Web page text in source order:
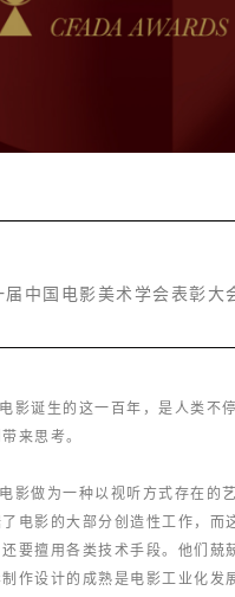
届中国电影美术学会表彰大
电影诞生的这一百年，是人类不
来思考。
电影做为一种以视听方式存在的
电影的大部分创造性工作，而
要擅用各类技术手段。他们兢
作设计的成熟是电影工业化发